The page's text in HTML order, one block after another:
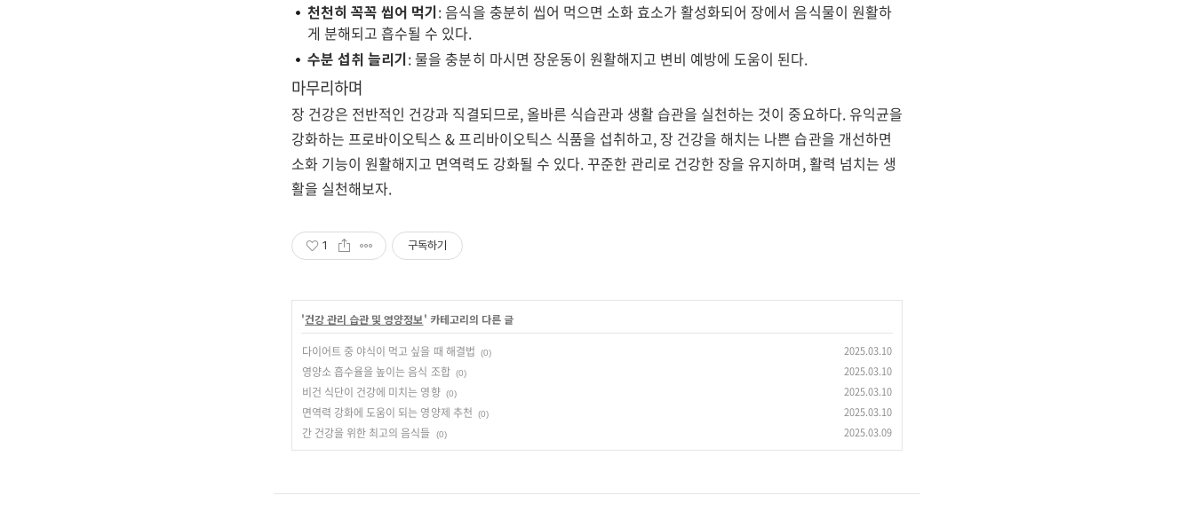
천천히 꼭꼭 씹어 먹기: 음식을 충분히 씹어 먹으면 소화 효소가 활성화되어 장에서 음식물이 원활하
게 분해되고 흡수될 수 있다.
수분 섭취 늘리기: 물을 충분히 마시면 장운동이 원활해지고 변비 예방에 도움이 된다.
마무리하며
장 건강은 전반적인 건강과 직결되므로, 올바른 식습관과 생활 습관을 실천하는 것이 중요하다. 유익균을
강화하는 프로바이오틱스 & 프리바이오틱스 식품을 섭취하고, 장 건강을 해치는 나쁜 습관을 개선하면
소화 기능이 원활해지고 면역력도 강화될 수 있다. 꾸준한 관리로 건강한 장을 유지하며, 활력 넘치는 생
활을 실천해보자.
1 구독하기
'건강 관리 습관 및 영양정보' 카테고리의 다른 글
다이어트 중 야식이 먹고 싶을 때 해결법 (0) 2025.03.10
영양소 흡수율을 높이는 음식 조합 (0) 2025.03.10
비건 식단이 건강에 미치는 영향 (0) 2025.03.10
면역력 강화에 도움이 되는 영양제 추천 (0) 2025.03.10
간 건강을 위한 최고의 음식들 (0) 2025.03.09